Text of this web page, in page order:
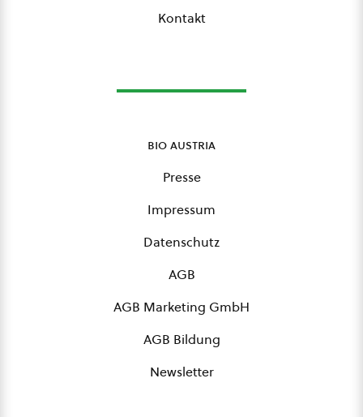
Kontakt
bio austria
Presse
Impressum
Datenschutz
AGB
AGB Marketing GmbH
AGB Bildung
Newsletter